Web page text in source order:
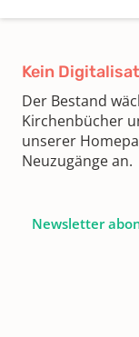
Kein
Der Bestand
Kirchenbücher
unserer
Neuzugänge an.
Newsletter